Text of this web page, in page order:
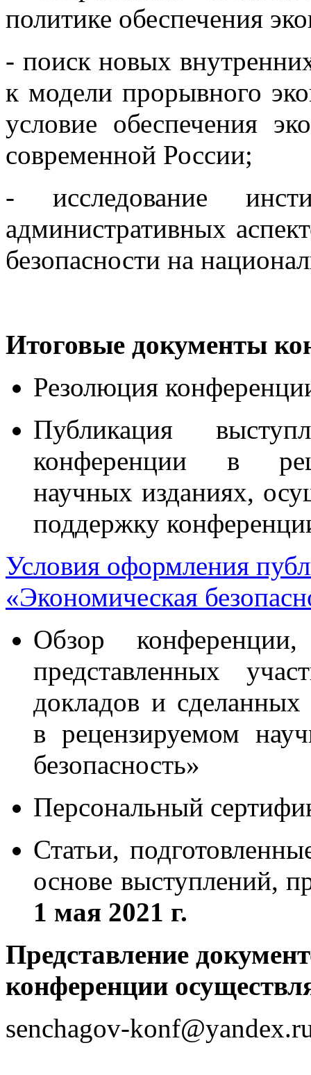
политике обеспечения
- поиск новых
к модели прорывного
условие обеспечения
современной России;
- исследование
административных
безопасности на
Итоговые документы
Резолюция
Публикация
конференции в
научных изданиях,
поддержку
Условия оформления
«Экономическая
Обзор
представленных
докладов и
в рецензируемом
безопасность»
Персональный
Статьи,
основе выступлений,
1 мая 2021 г.
Представление
конференции
senchagov-